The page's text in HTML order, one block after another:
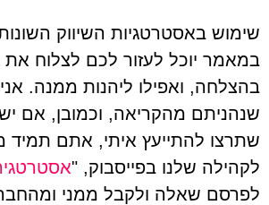
שימוש באסטרטגיות השיווק
במאמר יוכל לעזור לכם לצלוח את
בהצלחה, ואפילו ליהנות ממנה.
שנהניתם מהקריאה, וכמובן, אם
שתרצו להתייעץ איתי, אתם תמיד
לקהילה שלנו בפייסבוק, "
לפרסם שאלה ולקבל ממני